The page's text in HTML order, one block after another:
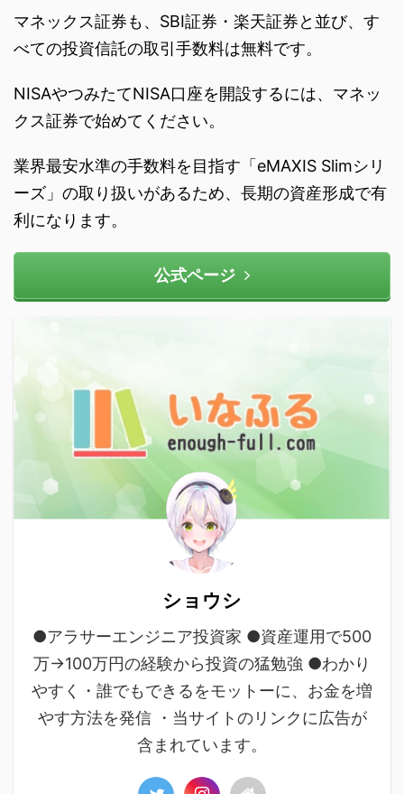
マネックス証券も、SBI証券・楽天証券と並び、す
べての投資信託の取引手数料は無料です。
NISAやつみたてNISA口座を開設するには、マネッ
クス証券で始めてください。
業界最安水準の手数料を目指す「eMAXIS Slimシリ
ーズ」の取り扱いがあるため、長期の資産形成で有
利になります。
公式ページ
ショウシ
●アラサーエンジニア投資家 ●資産運用で500
万→100万円の経験から投資の猛勉強 ●わかり
やすく・誰でもできるをモットーに、お金を増
やす方法を発信 ・当サイトのリンクに広告が
含まれています。